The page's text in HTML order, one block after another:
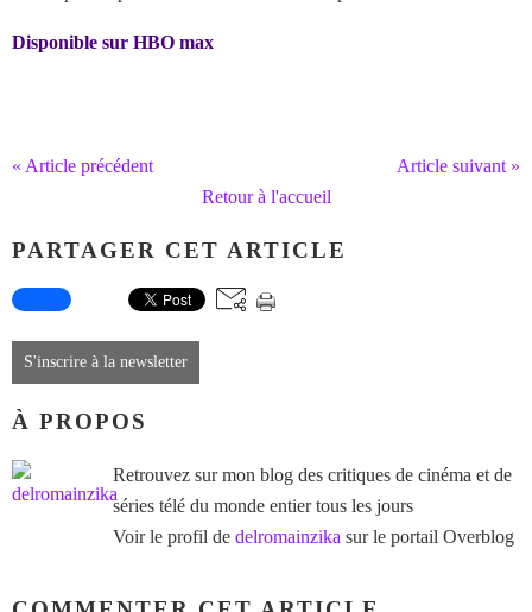
Disponible sur HBO max
« Article précédent
Article suivant »
Retour à l'accueil
PARTAGER CET ARTICLE
S'inscrire à la newsletter
À PROPOS
Retrouvez sur mon blog des critiques de cinéma et de
séries télé du monde entier tous les jours
Voir le profil de delromainzika sur le portail Overblog